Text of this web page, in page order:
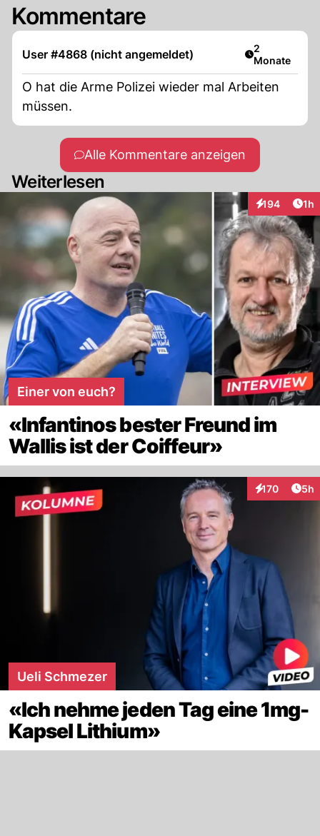
Kommentare
User #4868 (nicht angemeldet) Artikel
2
Monate
O hat die Arme Polizei wieder mal Arbeiten
müssen.
Alle Kommentare anzeigen
Weiterlesen
194
Interaktionen
1h
Einer von euch?
«Infantinos bester Freund im
Wallis ist der Coiffeur»
170
Interaktionen
5h
Ueli Schmezer
«Ich nehme jeden Tag eine 1mg-
Kapsel Lithium»